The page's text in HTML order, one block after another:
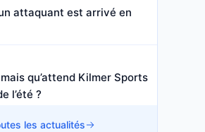
attaquant est arrivé en
qu’attend Kilmer Sports
l’été ?
les actualités